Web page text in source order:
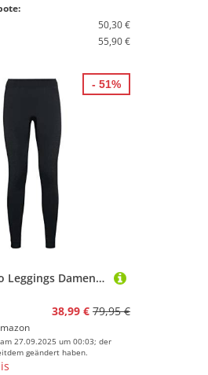
50,30 €
55,90 €
Odlo Thermo Leggings Damen Performance Warm I Thermounterwäsche I Warme Skiunterwäsche Lange Thermohose I Damen
38,99 € 79,95 €
27.09.2025 um 00:03; der
geändert haben.
- 51%